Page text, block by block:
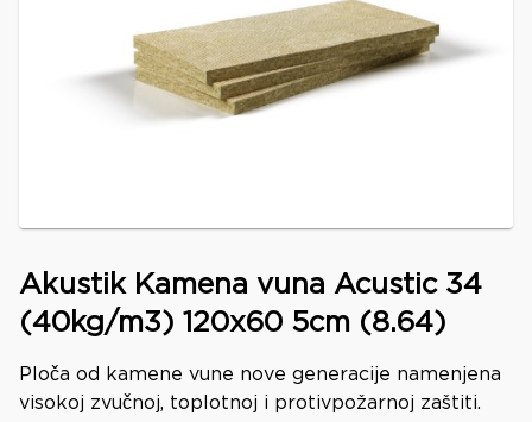
Akustik Kamena vuna Acustic 34
(40kg/m3) 120x60 5cm (8.64)
Ploča od kamene vune nove generacije namenjena
visokoj zvučnoj, toplotnoj i protivpožarnoj zaštiti.